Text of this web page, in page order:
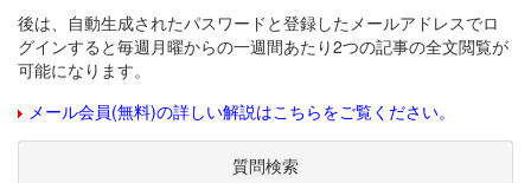
後は、自動生成されたパスワードと登録したメールアドレスでロ
グインすると毎週月曜からの一週間あたり2つの記事の全文閲覧が
可能になります。
メール会員(無料)の詳しい解説はこちらをご覧ください。
質問検索